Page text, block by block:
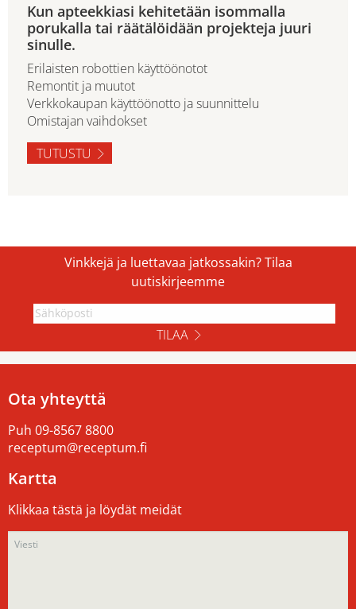
Kun apteekkiasi kehitetään isommalla
porukalla tai räätälöidään projekteja juuri
sinulle.
Erilaisten robottien käyttöönotot
Remontit ja muutot
Verkkokaupan käyttöönotto ja suunnittelu
Omistajan vaihdokset
TUTUSTU
Vinkkejä ja luettavaa jatkossakin? Tilaa
uutiskirjeemme
TILAA
Ota yhteyttä
Puh 09-8567 8800
receptum@receptum.fi
Kartta
Klikkaa tästä ja löydät meidät